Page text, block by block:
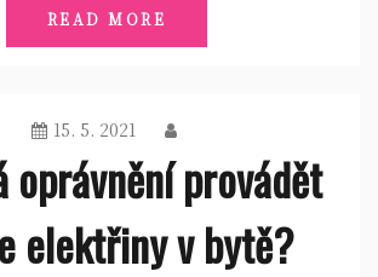
READ MORE
15. 5. 2021
oprávnění provádět
elektřiny v bytě?